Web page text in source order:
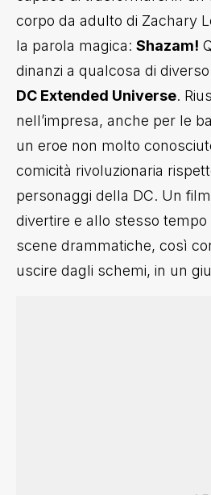
corpo da adulto di Zachary
la parola magica: Shazam!
dinanzi a qualcosa di
DC Extended Universe.
nell’impresa, anche per le
un eroe non molto
comicità rivoluzionaria
personaggi della DC. Un
divertire e allo stesso
scene drammatiche, così
uscire dagli schemi, in un